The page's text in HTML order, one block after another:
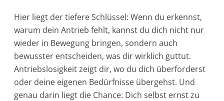
Hier liegt der tiefere Schlüssel: Wenn du erkennst,
warum dein Antrieb fehlt, kannst du dich nicht nur
wieder in Bewegung bringen, sondern auch
bewusster entscheiden, was dir wirklich guttut.
Antriebslosigkeit zeigt dir, wo du dich überforderst
oder deine eigenen Bedürfnisse übergehst. Und
genau darin liegt die Chance: Dich selbst ernst zu